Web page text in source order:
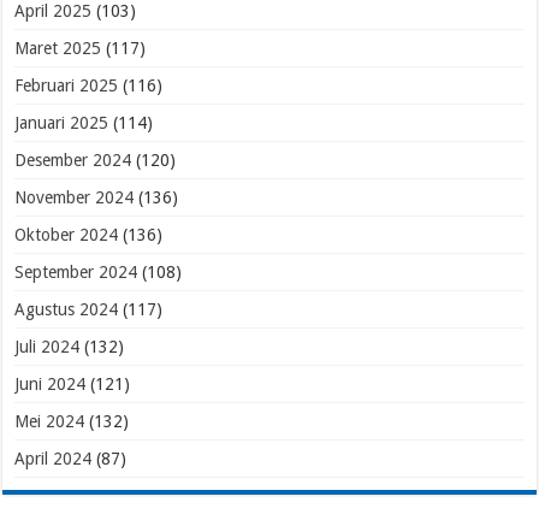
April 2025 (103)
Maret 2025 (117)
Februari 2025 (116)
Januari 2025 (114)
Desember 2024 (120)
November 2024 (136)
Oktober 2024 (136)
September 2024 (108)
Agustus 2024 (117)
Juli 2024 (132)
Juni 2024 (121)
Mei 2024 (132)
April 2024 (87)